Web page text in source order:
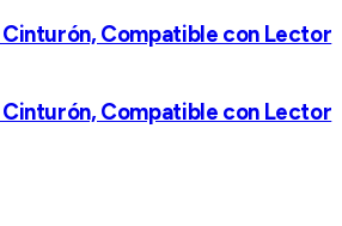
Cinturón, Compatible con Lector
Cinturón, Compatible con Lector